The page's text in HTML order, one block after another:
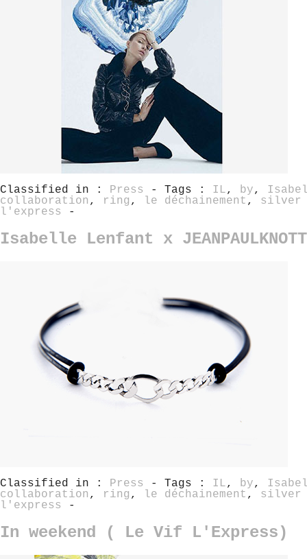
Classified in : Press - Tags : IL, by,
collaboration , ring , le déchainement , silver
l'express
-
Isabelle Lenfant x
Classified in : Press - Tags : IL, by,
collaboration , ring , le déchainement , silver
l'express
-
In weekend ( Le Vif L'Express)